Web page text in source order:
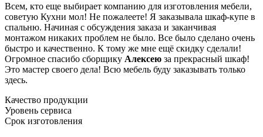
Всем, кто еще выбирает компанию для изготовления мебели,
советую Кухни мол! Не пожалеете! Я заказывала шкаф-купе в
спальню. Начиная с обсуждения заказа и заканчивая
монтажом никаких проблем не было. Все было сделано очень
быстро и качественно. К тому же мне ещё скидку сделали!
Огромное спасибо сборщику Алексею за прекрасный шкаф!
Это мастер своего дела! Всю мебель буду заказывать только
здесь.
Качество продукции
Уровень сервиса
Срок изготовления